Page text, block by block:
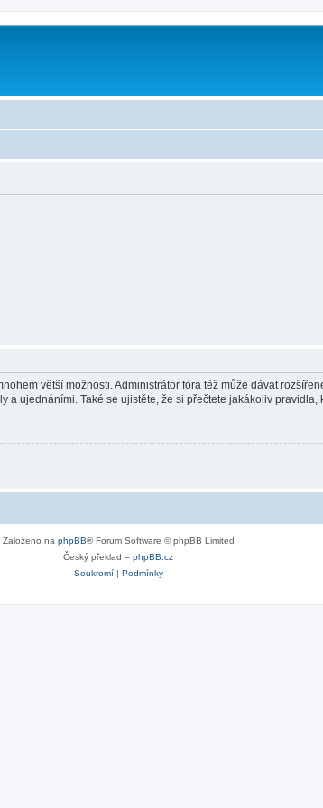
větší možnosti. Administrátor fóra též může dávat
ujednáními. Také se ujistěte, že si přečtete jakákoliv pravidla,
Založeno na phpBB® Forum Software © phpBB Limited
Český překlad – phpBB.cz
Soukromí| Podmínky